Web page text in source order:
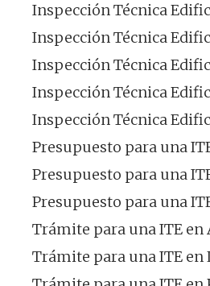
Inspección Técnica
Inspección Técnica
Inspección Técnica
Inspección Técnica
Inspección Técnica
Presupuesto para una
Presupuesto para una
Presupuesto para una
Trámite para una ITE en
Trámite para una ITE en